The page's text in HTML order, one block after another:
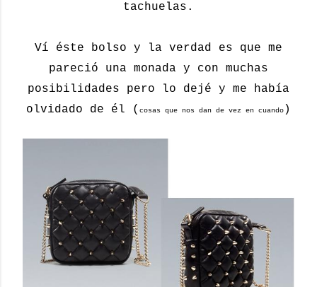
tachuelas.
Ví éste bolso y la verdad es que me
pareció una monada y con muchas
posibilidades pero lo dejé y me había
olvidado de él ( cosas que nos dan de vez en cuando )